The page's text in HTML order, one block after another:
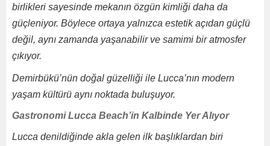
birlikleri sayesinde mekanın özgün kimliği daha da
güçleniyor. Böylece ortaya yalnızca estetik açıdan güçlü
değil, aynı zamanda yaşanabilir ve samimi bir atmosfer
çıkıyor.
Demirbükü’nün doğal güzelliği ile Lucca’nın modern
yaşam kültürü aynı noktada buluşuyor.
Gastronomi Lucca Beach’in Kalbinde Yer Alıyor
Lucca denildiğinde akla gelen ilk başlıklardan biri